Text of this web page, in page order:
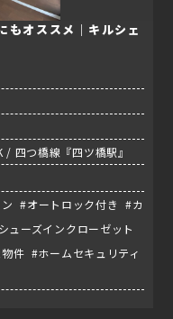
もオススメ｜キルシェ
四つ橋線『四ツ橋駅』
#オートロック付き #カ
ーズインクローゼット
件 #ホームセキュリティ